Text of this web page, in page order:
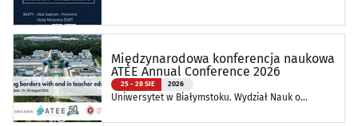
Międzynarodowa konferencja naukowa
ATEE Annual Conference 2026
25 - 28 SIE 2026
Uniwersytet w Białymstoku. Wydział Nauk o